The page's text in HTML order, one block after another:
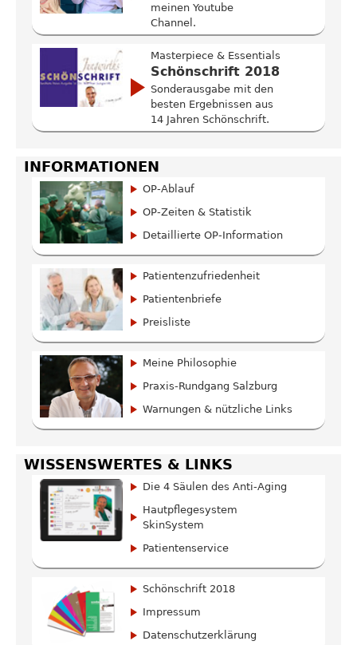
meinen Youtube
Channel.
Masterpiece & Essentials
Schönschrift 2018
Sonderausgabe mit den
besten Ergebnissen aus
14 Jahren Schönschrift.
INFORMATIONEN
OP-Ablauf
OP-Zeiten & Statistik
Detaillierte OP-Information
Patientenzufriedenheit
Patientenbriefe
Preisliste
Meine Philosophie
Praxis-Rundgang Salzburg
Warnungen & nützliche Links
WISSENSWERTES & LINKS
Die 4 Säulen des Anti-Aging
Hautpflegesystem
SkinSystem
Patientenservice
Schönschrift 2018
Impressum
Datenschutzerklärung